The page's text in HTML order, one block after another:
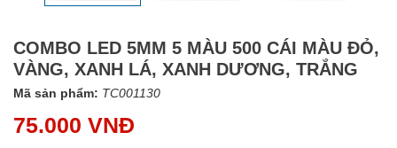
COMBO LED 5MM 5 MÀU 500 CÁI MÀU ĐỎ,
VÀNG, XANH LÁ, XANH DƯƠNG, TRẮNG
Mã sản phẩm: TC001130
75.000 VNĐ